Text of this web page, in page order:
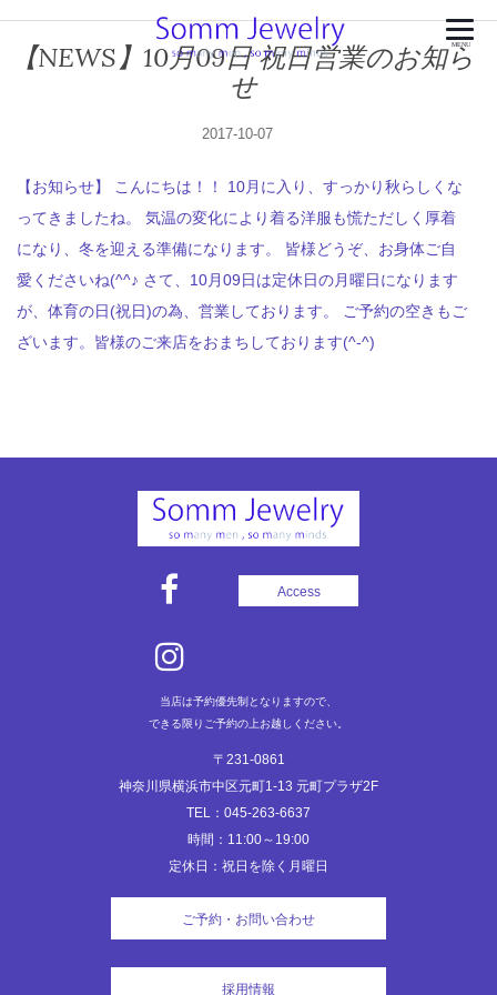
MENU
【NEWS】10月09日 祝日営業のお知ら
せ
2017-10-07
【お知らせ】 こんにちは！！ 10月に入り、すっかり秋らしくな
ってきましたね。 気温の変化により着る洋服も慌ただしく厚着
になり、冬を迎える準備になります。 皆様どうぞ、お身体ご自
愛くださいね(^^♪ さて、10月09日は定休日の月曜日になります
が、体育の日(祝日)の為、営業しております。 ご予約の空きもご
ざいます。皆様のご来店をおまちしております(^-^)
Access
当店は予約優先制となりますので、
できる限りご予約の上お越しください。
〒231-0861
神奈川県横浜市中区元町1-13 元町プラザ2F
TEL：045-263-6637
時間：11:00～19:00
定休日：祝日を除く月曜日
ご予約・お問い合わせ
採用情報